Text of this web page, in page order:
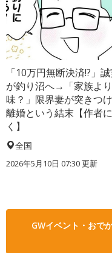
「10万円無断決済!?」
が釣り沼へ→「家族よ
味？」限界妻が突きつ
離婚という結末【作者
く】
全国
2026年5月10日 07:30 更新
GWイベント・おで